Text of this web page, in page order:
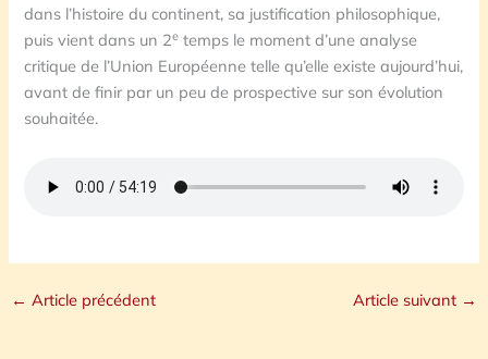
dans l’histoire du continent, sa justification philosophique,
puis vient dans un 2e temps le moment d’une analyse
critique de l’Union Européenne telle qu’elle existe aujourd’hui,
avant de finir par un peu de prospective sur son évolution
souhaitée.
← Article précédent Article suivant →